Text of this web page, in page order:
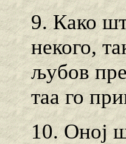
9. Како
некого,
љубов
таа го
10. Оној